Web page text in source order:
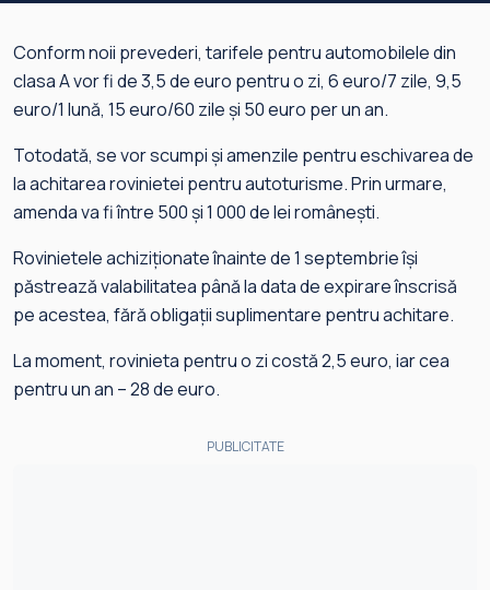
Conform noii prevederi, tarifele pentru automobilele din
clasa A vor fi de 3,5 de euro pentru o zi, 6 euro/7 zile, 9,5
euro/1 lună, 15 euro/60 zile și 50 euro per un an.
Totodată, se vor scumpi și amenzile pentru eschivarea de
la achitarea rovinietei pentru autoturisme. Prin urmare,
amenda va fi între 500 și 1 000 de lei românești.
Rovinietele achiziționate înainte de 1 septembrie își
păstrează valabilitatea până la data de expirare înscrisă
pe acestea, fără obligații suplimentare pentru achitare.
La moment, rovinieta pentru o zi costă 2,5 euro, iar cea
pentru un an – 28 de euro.
PUBLICITATE